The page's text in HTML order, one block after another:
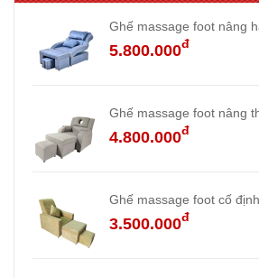
Ghế massage foot nâng
5.800.000đ
Ghế massage foot nâng
4.800.000đ
Ghế massage foot cố
3.500.000đ